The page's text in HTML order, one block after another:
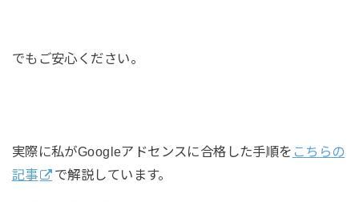
でもご安心ください。
実際に私がGoogleアドセンスに合格した手順を こちらの
記事
で解説しています。